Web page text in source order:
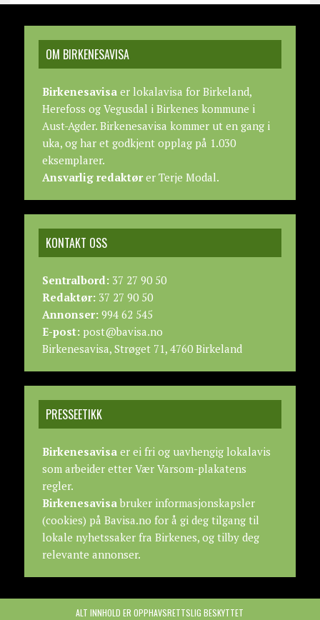
OM BIRKENESAVISA
Birkenesavisaer lokalavisa for Birkeland,
Herefoss og Vegusdal i Birkenes kommune i
Aust-Agder. Birkenesavisa kommer ut en gang i
uka, og har et godkjent opplag på 1.030
eksemplarer.
Ansvarlig redaktører Terje Modal.
KONTAKT OSS
Sentralbord:37 27 90 50
Redaktør:37 27 90 50
Annonser:994 62 545
E-post:post@bavisa.no
Birkenesavisa, Strøget 71, 4760 Birkeland
PRESSEETIKK
Birkenesavisaer ei fri og uavhengig lokalavis
som arbeider etter Vær Varsom-plakatens
regler.
Birkenesavisabruker informasjonskapsler
(cookies) på Bavisa.no for å gi deg tilgang til
lokale nyhetssaker fra Birkenes, og tilby deg
relevante annonser.
ALT INNHOLD ER OPPHAVSRETTSLIG BESKYTTET